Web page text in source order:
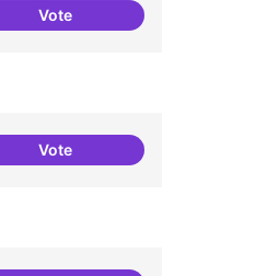
VoteProcés participatiu
VoteMapeig d'experiències